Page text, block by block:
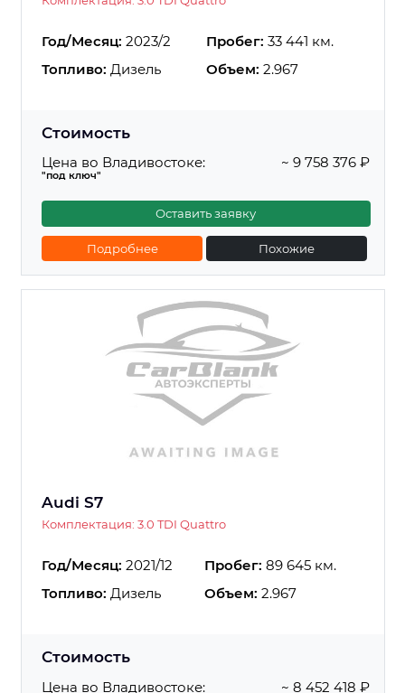
Год/Месяц: 2023/2 Пробег: 33 441 км.
Топливо: Дизель Объем: 2.967
Стоимость
Цена во Владивостоке:
"под ключ"
~ 9 758 376 ₽
Оставить заявку
Подробнее Похожие
Audi S7
Комплектация: 3.0 TDI Quattro
Год/Месяц: 2021/12 Пробег: 89 645 км.
Топливо: Дизель Объем: 2.967
Стоимость
Цена во Владивостоке: ~ 8 452 418 ₽